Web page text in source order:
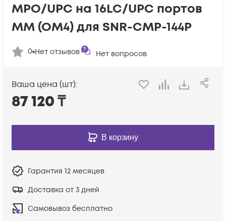
MPO/UPC на 16LC/UPC портов
MM (OM4) для SNR-CMP-144P
0 Нет отзывов Нет вопросов
Ваша цена (шт):
87 120₸
В корзину
Гарантия 12 месяцев
Доставка от 3 дней
Самовывоз бесплатно